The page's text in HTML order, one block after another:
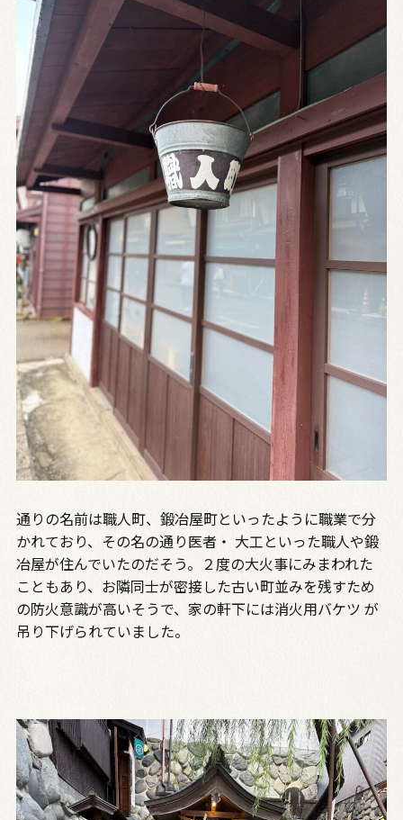
通りの名前は職人町、鍛冶屋町といったように職業で分
かれており、その名の通り医者・ 大工といった職人や鍛
冶屋が住んでいたのだそう。２度の大火事にみまわれた
こともあり、お隣同士が密接した古い町並みを残すため
の防火意識が高いそうで、家の軒下には消火用バケツ が
吊り下げられていました。